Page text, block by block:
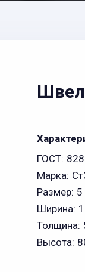
ГОСТ:
Марка:
Размер:
Ширина:
Толщина:
Высота: